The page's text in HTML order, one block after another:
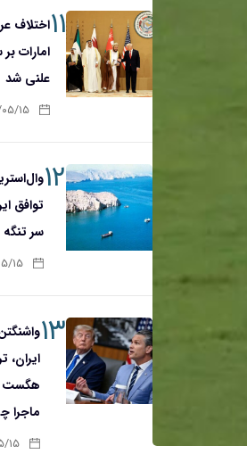
۱۱اختلاف
امارات بر
علنی شد
۱۴۰۵/
۱۲
توافق
سر
۱۴۰۵/
۱۳
ایران،
هگست
ماجرا